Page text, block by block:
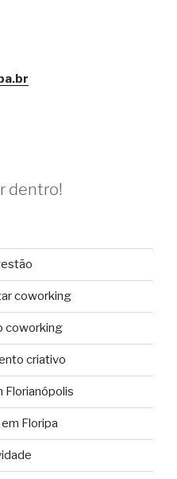
dentro!
coworking
coworking
criativo
Florianópolis
Floripa